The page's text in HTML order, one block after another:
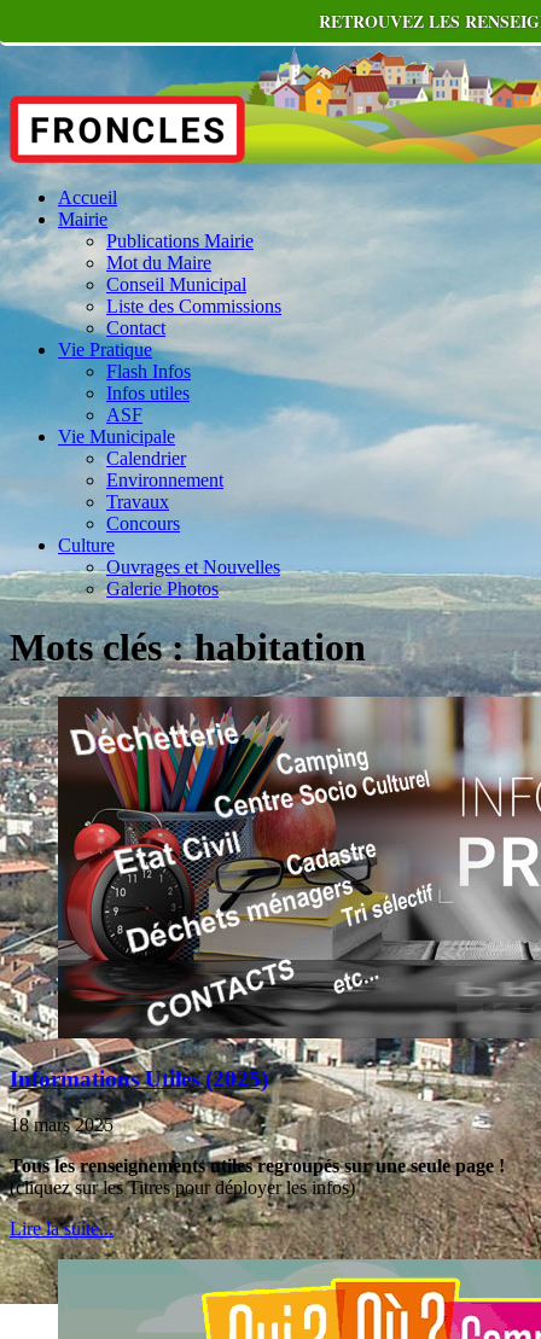
Accueil
Mairie
Publications Mairie
Mot du Maire
Conseil Municipal
Liste des Commissions
Contact
Vie Pratique
Flash Infos
Infos utiles
ASF
Vie Municipale
Calendrier
Environnement
Travaux
Concours
Culture
Ouvrages et Nouvelles
Galerie Photos
Mots clés : habitation
Informations Utiles (2025)
18 mars 2025
Tous les renseignements utiles regroupés sur une seule page !
(cliquez sur les Titres pour déployer les infos)
Lire la suite...
RETROUVEZ LES